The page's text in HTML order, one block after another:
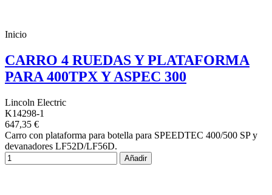
Inicio
CARRO 4 RUEDAS Y PLATAFORMA
PARA 400TPX Y ASPEC 300
Lincoln Electric
K14298-1
647,35 €
Carro con plataforma para botella para SPEEDTEC 400/500 SP y
devanadores LF52D/LF56D.
Añadir